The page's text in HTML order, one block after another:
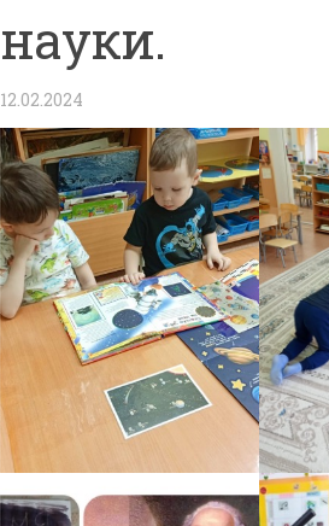
науки.
12.02.2024